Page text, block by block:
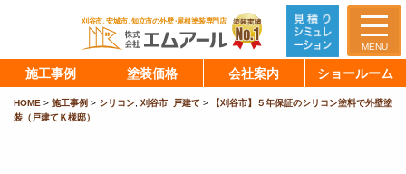
MENU
施工事例 塗装価格 会社案内 ショールーム
HOME > 施工事例 > シリコン, 刈谷市, 戸建て >
【刈谷市】５年保証のシリコン塗料で外壁塗
装（戸建てＫ様邸）